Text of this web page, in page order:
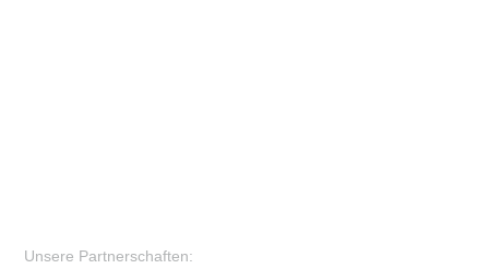
Unsere Partnerschaften: